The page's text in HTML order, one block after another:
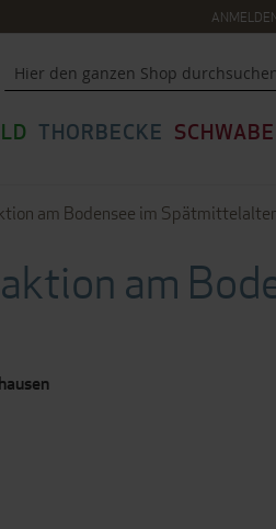
THORBECKE
am Bodensee im Spätmittelalter
am